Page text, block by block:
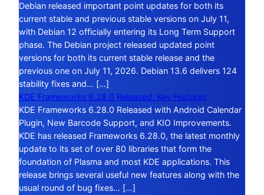
Debian released important point updates for both its
current stable and previous stable versions on July 11,
with Debian 12 officially entering its Long Term Support
phase. The Debian project released updated point
versions for both its current stable release and the
previous one on July 11, 2026. Debian 13.6 delivers 124
stability fixes and… […]
KDE Frameworks 6.28.0 Released: Key Features
KDE Frameworks 6.28.0 Released with Android Calendar
Plugin, New Barcode Support, and KIO Improvements.
KDE has released Frameworks 6.28.0, the latest monthly
update to its set of over 80 libraries that form the
foundation of Plasma and most KDE applications. This
release brings several useful new features along with the
usual round of bug fixes… […]